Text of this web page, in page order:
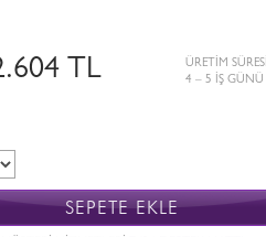
TL
ÜRETİM SÜRESİ
4 – 5 İŞ GÜNÜ
SEPETE EKLE